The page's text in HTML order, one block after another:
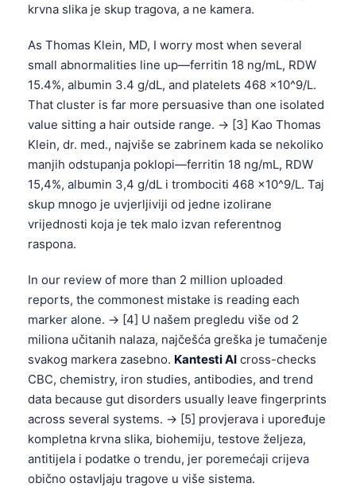
krvna slika je skup tragova, a ne kamera.
As Thomas Klein, MD, I worry most when several
small abnormalities line up—ferritin 18 ng/mL, RDW
15.4%, albumin 3.4 g/dL, and platelets 468 x10^9/L.
That cluster is far more persuasive than one isolated
value sitting a hair outside range. → [3] Kao Thomas
Klein, dr. med., najviše se zabrinem kada se nekoliko
manjih odstupanja poklopi—ferritin 18 ng/mL, RDW
15,4%, albumin 3,4 g/dL i trombociti 468 x10^9/L. Taj
skup mnogo je uvjerljiviji od jedne izolirane
vrijednosti koja je tek malo izvan referentnog
raspona.
In our review of more than 2 million uploaded
reports, the commonest mistake is reading each
marker alone. → [4] U našem pregledu više od 2
miliona učitanih nalaza, najčešća greška je tumačenje
svakog markera zasebno. Kantesti AI cross-checks
CBC, chemistry, iron studies, antibodies, and trend
data because gut disorders usually leave fingerprints
across several systems. → [5] provjerava i upoređuje
kompletna krvna slika, biohemiju, testove željeza,
antitijela i podatke o trendu, jer poremećaji crijeva
obično ostavljaju tragove u više sistema.